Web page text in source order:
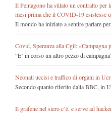
Il Pentagono ha stilato un contratto
mesi prima che il COVID-19 esistesse
Il mondo ha iniziato a sentire parlare
Covid, Speranza alla Cgil: «Campagna
“E’ in corso un altro pezzo di
Neonati uccisi e traffico di organi in
Secondo quanto riferito dalla BBC, in
Il grafene nel siero c’è, e serve ad